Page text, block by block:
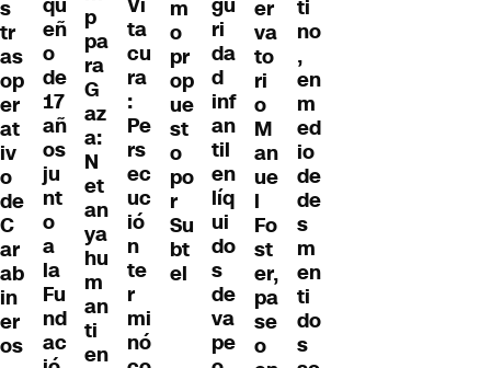
s
tr
as
op
er
at
iv
o
de
C
ar
ab
in
er
os
eñ
o
de
17
añ
os
ju
nt
o
a
la
Fu
nd
ac
p
pa
ra
G
az
a:
N
et
an
ya
hu
m
an
ti
en
ta
cu
ra
:
Pe
rs
ec
uc
ió
n
te
r
mi
nó
m
o
pr
op
ue
st
o
po
r
Su
bt
el
ri
da
d
inf
an
til
en
líq
ui
do
s
de
va
pe
er
va
to
ri
o
M
an
ue
l
Fo
st
er,
pa
se
o
ti
no
,
en
m
ed
io
de
de
s
m
en
ti
do
s